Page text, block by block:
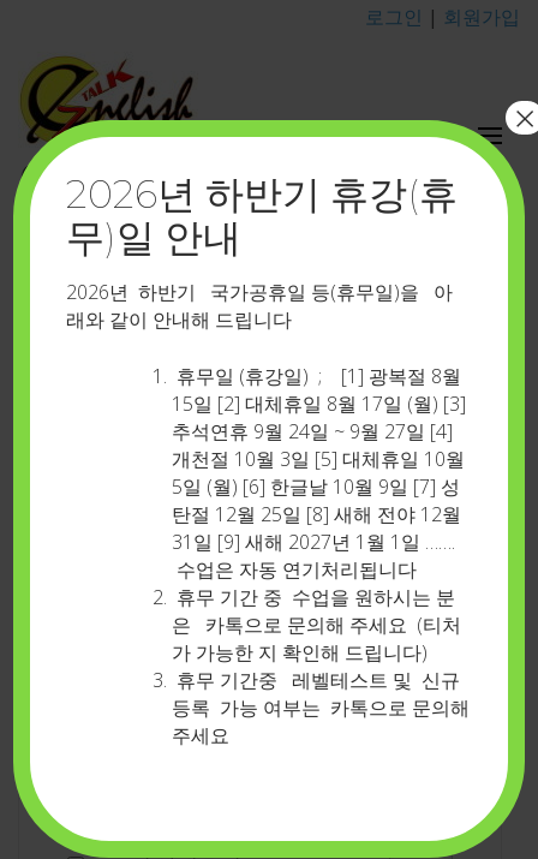
로그인 | 회원가입
이지톡영어포유
카톡 아이디 : eztalkenglish
고객센타
Share it now!
2026년 하반기 휴강(휴
무)일 안내
2026년 하반기 국가공휴일 등(휴무일)을 아
래와 같이 안내해 드립니다
휴무일 (휴강일) ; [1] 광복절 8월
15일 [2] 대체휴일 8월 17일 (월) [3]
추석연휴 9월 24일 ~ 9월 27일 [4]
개천절 10월 3일 [5] 대체휴일 10월
5일 (월) [6] 한글날 10월 9일 [7] 성
탄절 12월 25일 [8] 새해 전야 12월
31일 [9] 새해 2027년 1월 1일 …….
수업은 자동 연기처리됩니다
휴무 기간 중 수업을 원하시는 분
은 카톡으로 문의해 주세요 (티처
가 가능한 지 확인해 드립니다)
휴무 기간중 레벨테스트 및 신규
등록 가능 여부는 카톡으로 문의해
주세요
×